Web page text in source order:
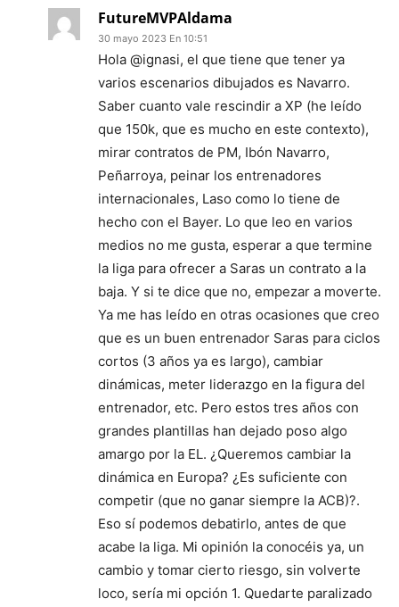
FutureMVPAldama
30 mayo 2023 En 10:51
Hola @ignasi, el que tiene que tener ya
varios escenarios dibujados es Navarro.
Saber cuanto vale rescindir a XP (he leído
que 150k, que es mucho en este contexto),
mirar contratos de PM, Ibón Navarro,
Peñarroya, peinar los entrenadores
internacionales, Laso como lo tiene de
hecho con el Bayer. Lo que leo en varios
medios no me gusta, esperar a que termine
la liga para ofrecer a Saras un contrato a la
baja. Y si te dice que no, empezar a moverte.
Ya me has leído en otras ocasiones que creo
que es un buen entrenador Saras para ciclos
cortos (3 años ya es largo), cambiar
dinámicas, meter liderazgo en la figura del
entrenador, etc. Pero estos tres años con
grandes plantillas han dejado poso algo
amargo por la EL. ¿Queremos cambiar la
dinámica en Europa? ¿Es suficiente con
competir (que no ganar siempre la ACB)?.
Eso sí podemos debatirlo, antes de que
acabe la liga. Mi opinión la conocéis ya, un
cambio y tomar cierto riesgo, sin volverte
loco, sería mi opción 1. Quedarte paralizado